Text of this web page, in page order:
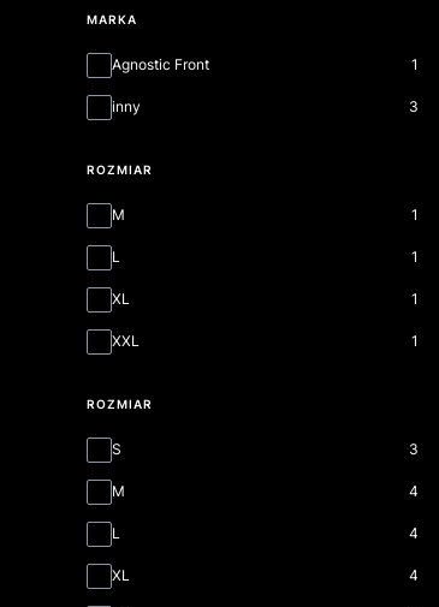
MARKA
MarkaAgnostic Front 1
inny 3
ROZMIAR
rozmiar
M 1
L 1
XL 1
XXL 1
ROZMIAR
Rozmiar
S 3
M 4
L 4
XL 4